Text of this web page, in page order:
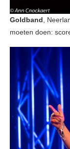
Goldband,
moeten doen: